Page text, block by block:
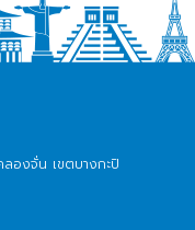
งจั่น เขตบางกะปิ